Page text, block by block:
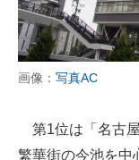
画像： 写真AC
第1位は「名古屋
繁華街の今池を中